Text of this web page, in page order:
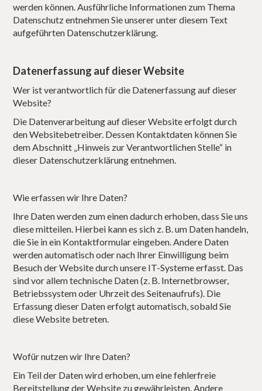
werden können. Ausführliche Informationen zum Thema
Datenschutz entnehmen Sie unserer unter diesem Text
aufgeführten Datenschutzerklärung.
Datenerfassung auf dieser Website
Wer ist verantwortlich für die Datenerfassung auf dieser
Website?
Die Datenverarbeitung auf dieser Website erfolgt durch
den Websitebetreiber. Dessen Kontaktdaten können Sie
dem Abschnitt „Hinweis zur Verantwortlichen Stelle“ in
dieser Datenschutzerklärung entnehmen.
Wie erfassen wir Ihre Daten?
Ihre Daten werden zum einen dadurch erhoben, dass Sie uns
diese mitteilen. Hierbei kann es sich z. B. um Daten handeln,
die Sie in ein Kontaktformular eingeben. Andere Daten
werden automatisch oder nach Ihrer Einwilligung beim
Besuch der Website durch unsere IT-Systeme erfasst. Das
sind vor allem technische Daten (z. B. Internetbrowser,
Betriebssystem oder Uhrzeit des Seitenaufrufs). Die
Erfassung dieser Daten erfolgt automatisch, sobald Sie
diese Website betreten.
Wofür nutzen wir Ihre Daten?
Ein Teil der Daten wird erhoben, um eine fehlerfreie
Bereitstellung der Website zu gewährleisten. Andere